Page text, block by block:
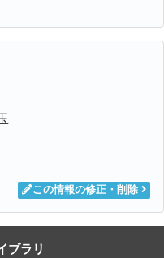
この情報の修正・削除
ブラリ